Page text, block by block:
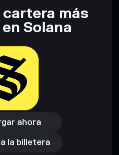
más
Solana
ahora
ahora
la billetera
la billetera